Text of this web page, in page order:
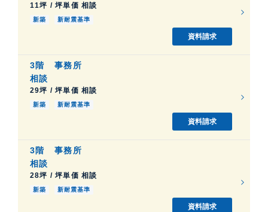
11坪 / 坪単価 相談
新築 新耐震基準
資料請求
3階 事務所
相談
29坪 / 坪単価 相談
新築 新耐震基準
資料請求
3階 事務所
相談
28坪 / 坪単価 相談
新築 新耐震基準
資料請求